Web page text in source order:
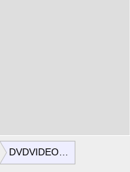
DVDVIDEOZENTRUM.COM